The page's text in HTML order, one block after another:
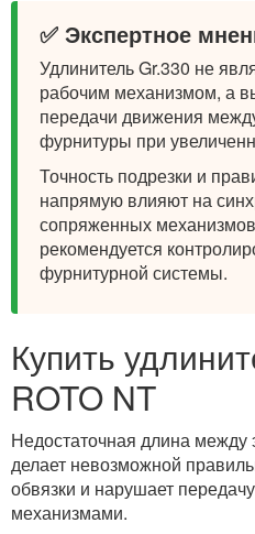
✅ Экспертное
Удлинитель Gr.330 не
рабочим механизмом, а
передачи движения
фурнитуры при
Точность подрезки и
напрямую влияют на
сопряженных
рекомендуется
фурнитурной системы.
Купить
ROTO NT
Недостаточная длина
делает невозможной
обвязки и нарушает
механизмами.